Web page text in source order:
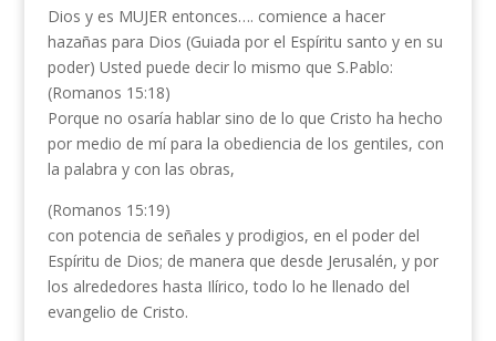
Dios y es MUJER entonces…. comience a hacer
hazañas para Dios (Guiada por el Espíritu santo y en su
poder) Usted puede decir lo mismo que S.Pablo:
(Romanos 15:18)
Porque no osaría hablar sino de lo que Cristo ha hecho
por medio de mí para la obediencia de los gentiles, con
la palabra y con las obras,
(Romanos 15:19)
con potencia de señales y prodigios, en el poder del
Espíritu de Dios; de manera que desde Jerusalén, y por
los alrededores hasta Ilírico, todo lo he llenado del
evangelio de Cristo.